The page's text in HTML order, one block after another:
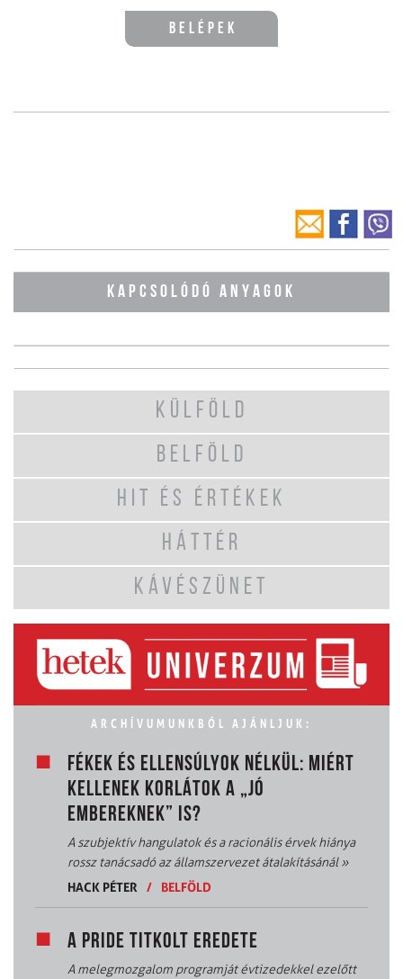
Belépek
KAPCSOLÓDÓ ANYAGOK
KÜLFÖLD
BELFÖLD
HIT ÉS ÉRTÉKEK
HÁTTÉR
KÁVÉSZÜNET
ARCHÍVUMUNKBÓL AJÁNLJUK:
FÉKEK ÉS ELLENSÚLYOK NÉLKÜL: MIÉRT
KELLENEK KORLÁTOK A „JÓ
EMBEREKNEK” IS?
A szubjektív hangulatok és a racionális érvek hiánya
rossz tanácsadó az államszervezet átalakításánál»
HACK PÉTER
/ BELFÖLD
A PRIDE TITKOLT EREDETE
A melegmozgalom programját évtizedekkel ezelőtt